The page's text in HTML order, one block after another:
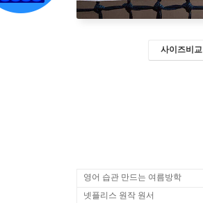
사이즈비교
영어 습관 만드는 여름방학
넷플리스 원작 원서